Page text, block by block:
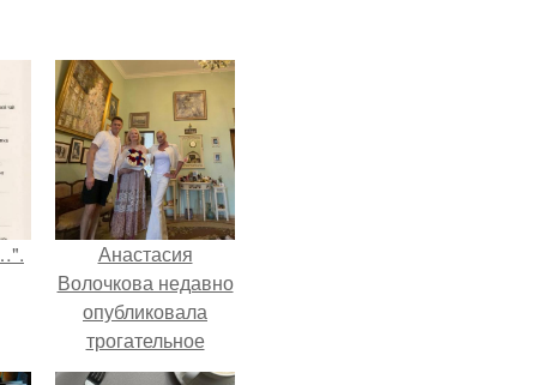
Анастасия
Волочкова недавно
опубликовала
трогательное
совместное фото